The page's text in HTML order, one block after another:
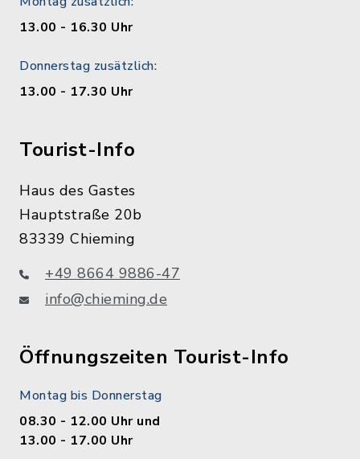
13.00 - 16.30 Uhr
Donnerstag zusätzlich:
13.00 - 17.30 Uhr
Tourist-Info
Haus des Gastes
Hauptstraße 20b
83339 Chieming
+49 8664 9886-47
info@chieming.de
Öffnungszeiten Tourist-Info
Montag bis Donnerstag
08.30 - 12.00 Uhr und
13.00 - 17.00 Uhr